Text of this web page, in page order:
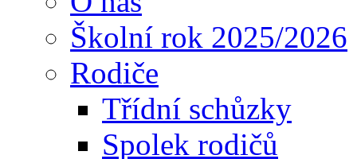
Školní rok 2025/2026
Rodiče
Třídní schůzky
Spolek rodičů